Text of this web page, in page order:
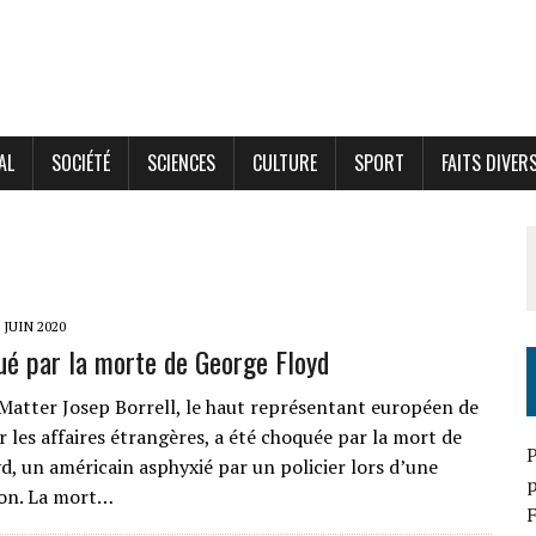
SOCIÉTÉ SCIENCES CULTURE SPORT FAITS
JUIN 2020
par la morte de George Floyd
Josep Borrell, le haut représentant européen de
les affaires étrangères, a été choquée par la mort de
un américain asphyxié par un policier lors d’une
La mort…